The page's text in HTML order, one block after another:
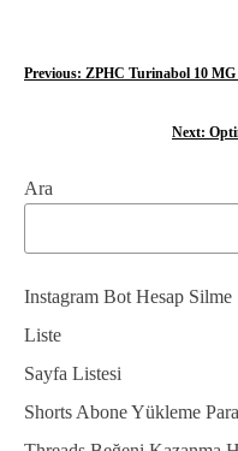
Y
ı
g
e
z
i
n
Previous: ZPHC Turinabol 10 MG
Next:
Ara
Instagram Bot Hesap Silme
Liste
Sayfa Listesi
Shorts Abone Yükleme